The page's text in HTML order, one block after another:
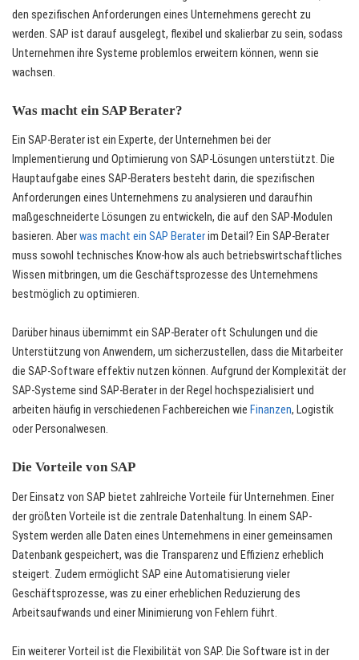
den spezifischen Anforderungen eines Unternehmens gerecht zu
werden. SAP ist darauf ausgelegt, flexibel und skalierbar zu sein, sodass
Unternehmen ihre Systeme problemlos erweitern können, wenn sie
wachsen.
Was macht ein SAP Berater?
Ein SAP-Berater ist ein Experte, der Unternehmen bei der
Implementierung und Optimierung von SAP-Lösungen unterstützt. Die
Hauptaufgabe eines SAP-Beraters besteht darin, die spezifischen
Anforderungen eines Unternehmens zu analysieren und daraufhin
maßgeschneiderte Lösungen zu entwickeln, die auf den SAP-Modulen
basieren. Aberwas macht ein SAP Beraterim Detail? Ein SAP-Berater
muss sowohl technisches Know-how als auch betriebswirtschaftliches
Wissen mitbringen, um die Geschäftsprozesse des Unternehmens
bestmöglich zu optimieren.
Darüber hinaus übernimmt ein SAP-Berater oft Schulungen und die
Unterstützung von Anwendern, um sicherzustellen, dass die Mitarbeiter
die SAP-Software effektiv nutzen können. Aufgrund der Komplexität der
SAP-Systeme sind SAP-Berater in der Regel hochspezialisiert und
arbeiten häufig in verschiedenen Fachbereichen wie Finanzen, Logistik
oder Personalwesen.
Die Vorteile von SAP
Der Einsatz von SAP bietet zahlreiche Vorteile für Unternehmen. Einer
der größten Vorteile ist die zentrale Datenhaltung. In einem SAP-
System werden alle Daten eines Unternehmens in einer gemeinsamen
Datenbank gespeichert, was die Transparenz und Effizienz erheblich
steigert. Zudem ermöglicht SAP eine Automatisierung vieler
Geschäftsprozesse, was zu einer erheblichen Reduzierung des
Arbeitsaufwands und einer Minimierung von Fehlern führt.
Ein weiterer Vorteil ist die Flexibilität von SAP. Die Software ist in der